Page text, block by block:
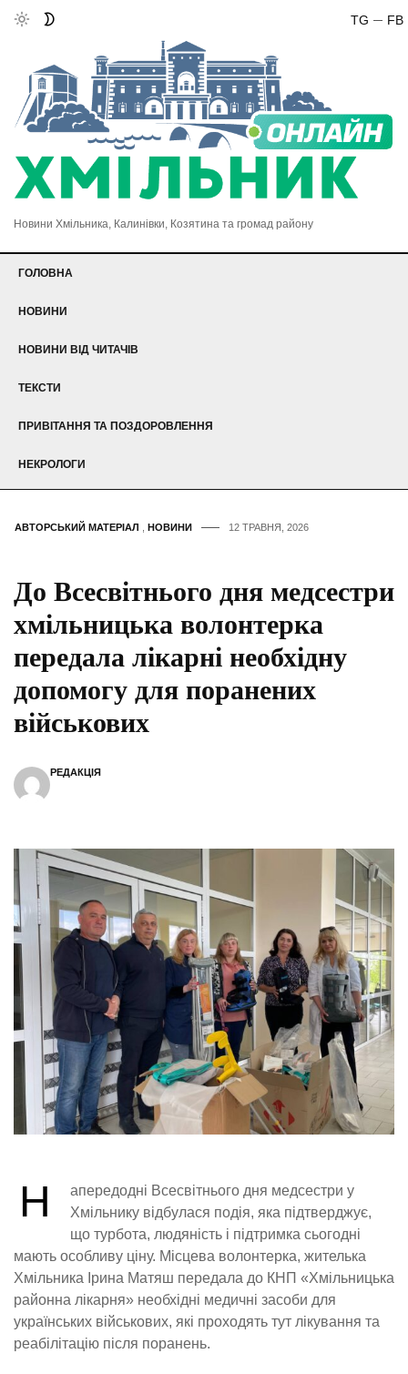
FB
TG
Новини Хмільника, Калинівки, Козятина та громад району
ГОЛОВНА
НОВИНИ
НОВИНИ ВІД ЧИТАЧІВ
ТЕКСТИ
ПРИВІТАННЯ ТА ПОЗДОРОВЛЕННЯ
НЕКРОЛОГИ
АВТОРСЬКИЙ МАТЕРІАЛ НОВИНИ 12 ТРАВНЯ, 2026
До Всесвітнього дня медсестри
хмільницька волонтерка
передала лікарні необхідну
допомогу для поранених
військових
РЕДАКЦІЯ
Н
апередодні Всесвітнього дня медсестри у
Хмільнику відбулася подія, яка підтверджує,
що турбота, людяність і підтримка сьогодні
мають особливу ціну. Місцева волонтерка, жителька
Хмільника Ірина Матяш передала до КНП «Хмільницька
районна лікарня» необхідні медичні засоби для
українських військових, які проходять тут лікування та
реабілітацію після поранень.